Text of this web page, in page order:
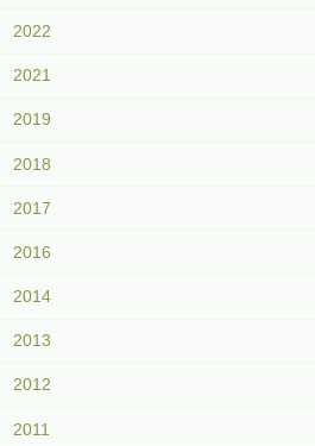
2022
2021
2019
2018
2017
2016
2014
2013
2012
2011